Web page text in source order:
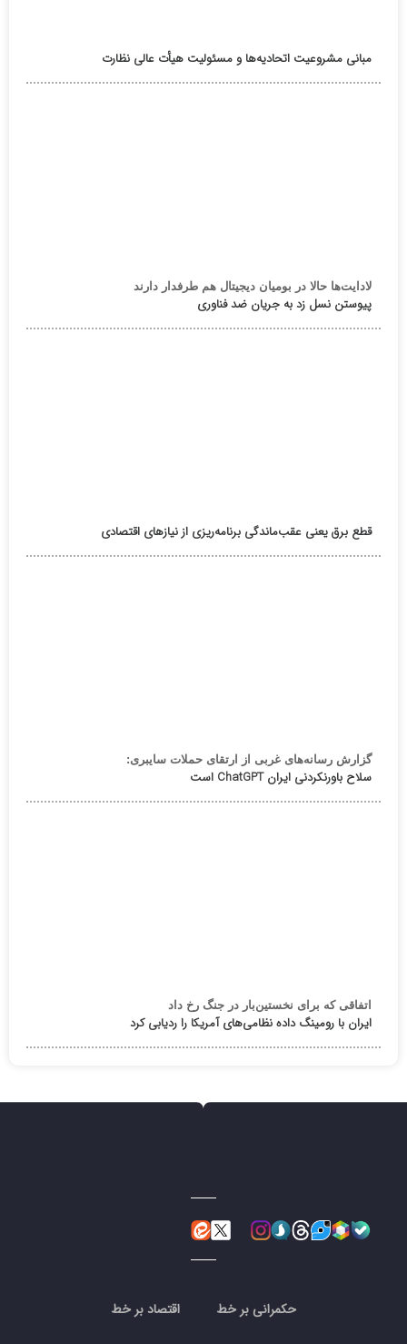
مبانی مشروعیت اتحادیه‌ها و مسئولیت هیأت عالی نظارت
لادایت‌ها حالا در بومیان دیجیتال هم طرفدار دارند
پیوستن نسل زد به جریان ضد فناوری
قطع برق یعنی عقب‌ماندگی برنامه‌ریزی از نیازهای اقتصادی
گزارش رسانه‌های غربی از ارتقای حملات سایبری:
سلاح باورنکردنی ایران ChatGPT است
اتفاقی که برای نخستین‌بار در جنگ رخ داد
ایران با رومینگ داده نظامی‌های آمریکا را ردیابی کرد
حکمرانی بر خط اقتصاد بر خط